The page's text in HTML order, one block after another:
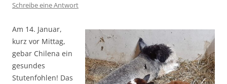
Schreibe eine Antwort
Am 14. Januar,
kurz vor Mittag,
gebar Chilena ein
gesundes
Stutenfohlen! Das